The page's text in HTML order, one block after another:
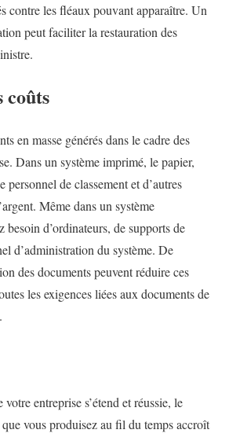
contre les fléaux pouvant apparaître. Un
peut faciliter la restauration des
coûts
en masse générés dans le cadre des
Dans un système imprimé, le papier,
personnel de classement et d’autres
Même dans un système
besoin d’ordinateurs, de supports de
d’administration du système. De
des documents peuvent réduire ces
les exigences liées aux documents de
entreprise s’étend et réussie, le
vous produisez au fil du temps accroît